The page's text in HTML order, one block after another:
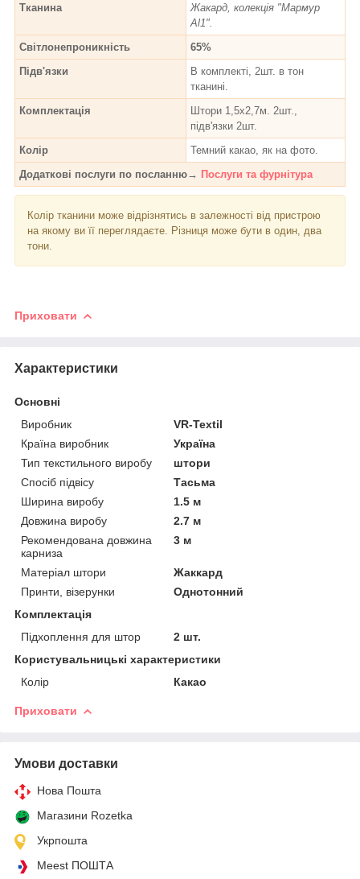
Тканина
Жакард, колекція "Мармур
Al1".
Світлонепроникність
65%
Підв'язки
В комплекті, 2шт. в тон
тканині.
Комплектація
Штори 1,5х2,7м. 2шт.,
підв'язки 2шт.
Колір
Темний какао, як на фото.
Додаткові послуги по посланню→ Послуги та фурнітура
Колір тканини може відрізнятись в залежності від пристрою
на якому ви її переглядаєте. Різниця може бути в один, два
тони.
Приховати
Характеристики
Основні
Виробник
VR-Textil
Країна виробник
Україна
Тип текстильного виробу
штори
Спосіб підвісу
Тасьма
Ширина виробу
1.5 м
Довжина виробу
2.7 м
Рекомендована довжина
карниза
3 м
Матеріал штори
Жаккард
Принти, візерунки
Однотонний
Комплектація
Підхоплення для штор
2 шт.
Користувальницькі характеристики
Колір
Какао
Приховати
Умови доставки
Нова Пошта
Магазини Rozetka
Укрпошта
Meest ПОШТА